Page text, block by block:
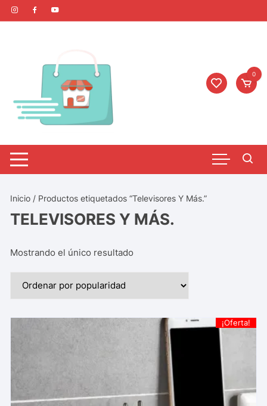
0
Inicio / Productos etiquetados “Televisores Y Más.”
TELEVISORES Y MÁS.
Mostrando el único resultado
¡Oferta!